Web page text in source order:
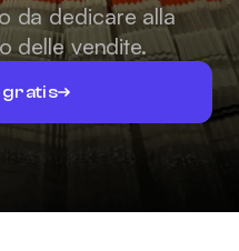
da dedicare alla
delle vendite.
gratis